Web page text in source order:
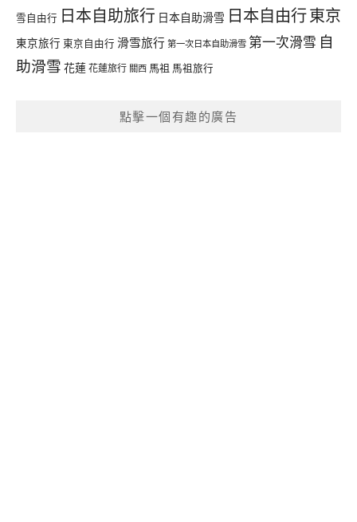
雪自由行 日本自助旅行 日本自助滑雪 日本自由行東京
東京旅行 東京自由行 滑雪旅行 第一次日本自助滑雪 第一次滑雪 自
助滑雪 花蓮花蓮旅行 關西 馬祖 馬祖旅行
點擊一個有趣的廣告